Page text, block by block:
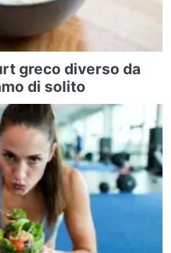
greco diverso da
di solito